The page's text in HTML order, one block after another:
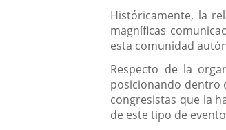
Históricamente, la
magníficas
esta comunidad
Respecto de la
posicionando dentro
congresistas que la
de este tipo de